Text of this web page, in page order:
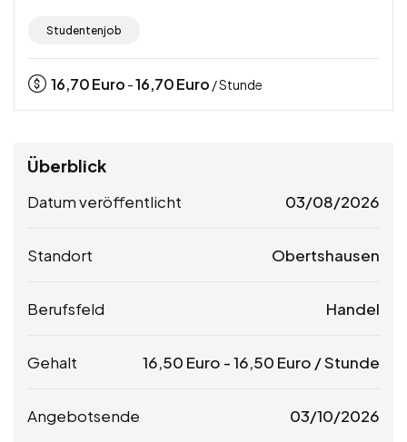
Studentenjob
16,70Euro -16,70Euro / Stunde
Überblick
Datum veröffentlicht 03/08/2026
Standort Obertshausen
Berufsfeld Handel
Gehalt 16,50 Euro -16,50 Euro / Stunde
Angebotsende 03/10/2026